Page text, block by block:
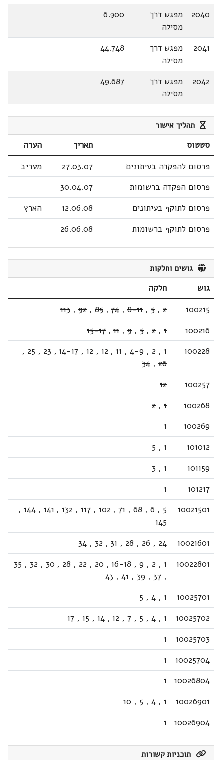
2040
מפגש דרך
מסילה
6.900
2041
מפגש דרך
מסילה
44.748
2042
מפגש דרך
מסילה
49.687
תהליך אישור
סטטוס תאריך
הערה
פרסום להפקדה בעיתונים
27.03.07
מעריב
פרסום הפקדה ברשומות
30.04.07
פרסום לתוקף בעיתונים
12.06.08
הארץ
פרסום לתוקף ברשומות
26.06.08
גושים וחלקות
גוש
חלקה
100215
2
,
5
,
8-11
,
74
,
85
,
92
,
113
100216
1
,
2
,
5
,
9
,
11
,
15-17
100228
1
,
2
,
4-9
,
11
,
12
,
12
,
14-17
,
23
,
25
,
26
,
34
100257
12
100268
1
,
2
100269
1
101012
1
,
5
101159
1
,
3
101217
1
10021501
5
,
6
,
68
,
71
,
102
,
117
,
132
,
141
,
144
,
145
10021601
24
,
26
,
28
,
31
,
32
,
34
10022801
1
,
2
,
9
,
16-18
,
20
,
22
,
28
,
30
,
32
,
35
,
37
,
39
,
41
,
43
10025701
1
,
4
,
5
10025702
1
,
4
,
5
,
7
,
12
,
14
,
15
,
17
10025703
1
10025704
1
10026804
1
10026901
1
,
4
,
5
,
10
10026904
1
תוכניות קשורות